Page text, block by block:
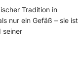
Tradition in
nur ein Gefäß – sie ist
seiner